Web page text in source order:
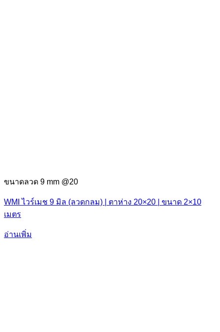
ขนาดลวด 9 mm @20
WMI ไวร์เมช 9 มิล (ลวดกลม) | ตาห่าง 20×20 | ขนาด 2×10
เมตร
อ่านเพิ่ม